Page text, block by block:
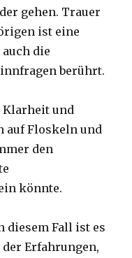
gehen. Trauer
ist eine
die
berührt.
Klarheit und
auf Floskeln und
den
könnte.
diesem Fall ist es
der Erfahrungen,